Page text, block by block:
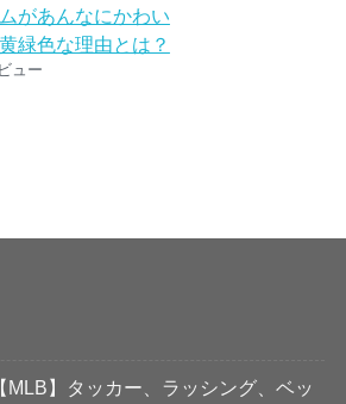
があんなにかわい
緑色な理由とは？
ュー
【MLB】タッカー、ラッシング、ベッ